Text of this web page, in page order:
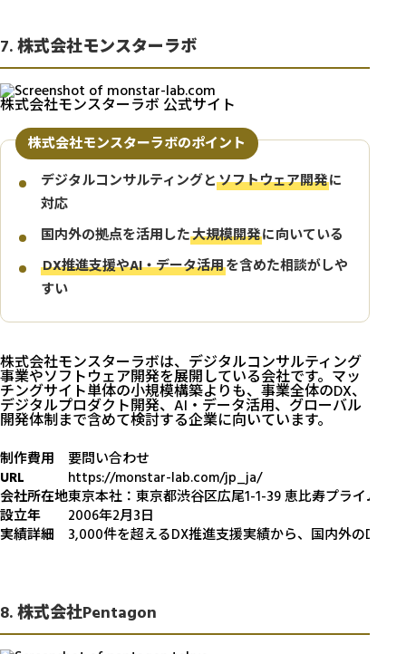
7. 株式会社モンスターラボ
株式会社モンスターラボ 公式サイト
株式会社モンスターラボのポイント
デジタルコンサルティングとソフトウェア開発に
対応
国内外の拠点を活用した大規模開発に向いている
DX推進支援やAI・データ活用を含めた相談がしや
すい
株式会社モンスターラボは、デジタルコンサルティング
事業やソフトウェア開発を展開している会社です。マッ
チングサイト単体の小規模構築よりも、事業全体のDX、
デジタルプロダクト開発、AI・データ活用、グローバル
開発体制まで含めて検討する企業に向いています。
制作費用
要問い合わせ
URL
https://monstar-lab.com/jp_ja/
会社所在地東京本社：東京都渋谷区広尾1-1-39 恵比寿プライムス
設立年
2006年2月3日
実績詳細
3,000件を超えるDX推進支援実績から、国内外のDX推
8. 株式会社Pentagon